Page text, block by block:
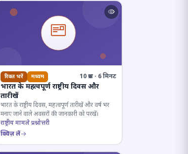
रिक्त भरें मध्यम 10 प्रश्न · 6 मिनट
भारत के महत्वपूर्ण राष्ट्रीय दिवस और
तारीखें
भारत के राष्ट्रीय दिवस, महत्वपूर्ण तारीखें और वर्ष भर
मनाए जाने वाले अवसरों की जानकारी को परखें।
राष्ट्रीय मामले प्रश्नोत्तरी
क्विज़ लें